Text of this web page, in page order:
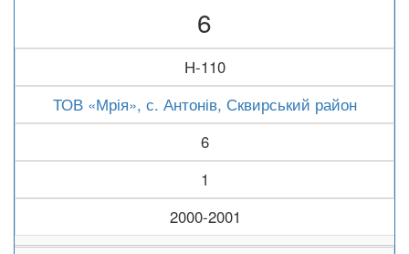
6
Н-110
ТОВ «Мрія», с. Антонів, Сквирський район
6
1
2000-2001